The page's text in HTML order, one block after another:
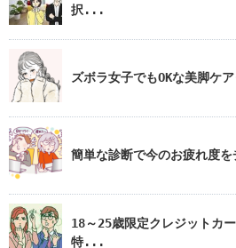
択...
ズボラ女子でもOKな美脚ケア
簡単な診断で今のお疲れ度を
18～25歳限定クレジットカ
特...